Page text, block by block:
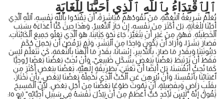
ٱلِٱقْتِدَاءُ بِٱللَّهِ ٱلَّذِي أَحَبَّنَا لِلْغَايَةِ
تُعَلِّمُ شَرِيعَةُ ٱلنِّعْمَةِ، مَنْ تَقُودُهُمْ مُبَاشَرَةً، أَنْ يَقْتَدُوا بِٱللَّهِ نَفْسِهِ، ٱللَّهِ ٱلَّذِي
أَحَبَّنَا لِلْغَايَةِ، بَلْ أَكْثَرَ مِنْ نَفْسِهِ، إِنْ جَازَ ٱلتَّعْبِيرُ، وَهٰذَا حِينَ كُنَّا أَعْدَاءَهُ بِسَبَبِ
ٱلْخَطِيئَةِ. فَهُوَ، مِنْ غَيْرِ أَنْ يَتَغَيَّرَ، جَاءَ نَحْوَ كِيَانِنَا، هُوَ ٱلَّذِي يَعْلُو جَمِيعَ ٱلْكَائِنَاتِ،
فَصَارَ بَشَرًا، وَأَرَادَ أَنْ يَكُونَ وَاحِدًا مِنَ ٱلْبَشَرِ، وَلَمْ يَرْفُضْ أَنْ يَحْمِلَ حُكْمَ
دَيْنُونَتِنَا.وَبِقَدْرِ مَا صَارَ، بِٱلتَّدْبِيرِ، إِنْسَانًا، بِقَدْرِ مَا أَلَّهَنَا بِٱلنِّعْمَةِ، كَيْ نَتَعَلَّمَ لَيْسَ
فَقَطْ أَنْ نَرْتَبِطَ بَعْضُنَا بِبَعْضٍ بِشَكْلٍ طَبِيعِيّ، وَأَنْ نُحِبَّ بَعْضُنَا بَعْضًا رُوحِيًّا
كَمَا نُحِبُّ أَنْفُسَنَا، بَلْ أَيْضًا أَنْ نَعْتَنِيَ، بِطَرِيقَةٍ إِلٰهِيَّةٍ، بَعْضُنَا بِبَعْضٍ أَكْثَرَ مِنِ
ٱعْتِنَائِنَا بِأَنْفُسِنَا، وَأَنْ نُبْرِهِنَ عَنِ ٱلْحُبِّ ٱلَّذِي نَحْمِلُهُ بَعْضُنَا لِبَعْضٍ، بِأَنْ نَخْتَارَ،
بِقَلْبٍ رَاضٍ وَبِفَضِيلَةٍ، أَنْ نَمُوتَ طَوْعًا بَعْضُنَا مِنْ أَجْلِ بَعْضٍ. لِأَنَّ ٱلْمَسِيحَ
يَقُولُ إِنَّهُ "لَيْسَ لِأَحَدٍ حُبٌّ أَعْظَمُ مِنْ أَنْ يَبْذُلَ نَفْسَهُ فِي سَبِيلِ أَحِبَّائِهِ" (يو ١٥: